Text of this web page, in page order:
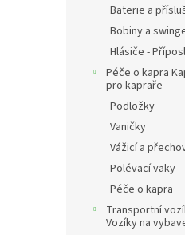
Baterie a
Bobiny a
Hlásiče -
Péče o kapra
pro kapraře
Podložky
Vaničky
Vážicí a
Polévací vaky
Péče o kapra
Transportní
Vozíky na